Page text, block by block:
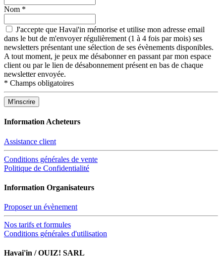
Nom *
J'accepte que Havai'in mémorise et utilise mon adresse email
dans le but de m'envoyer régulièrement (1 à 4 fois par mois) ses
newsletters présentant une sélection de ses évènements disponibles.
A tout moment, je peux me désabonner en passant par mon espace
client ou par le lien de désabonnement présent en bas de chaque
newsletter envoyée.
* Champs obligatoires
Information Acheteurs
Assistance client
Conditions générales de vente
Politique de Confidentialité
Information Organisateurs
Proposer un évènement
Nos tarifs et formules
Conditions générales d'utilisation
Havai'in / OUIZ! SARL